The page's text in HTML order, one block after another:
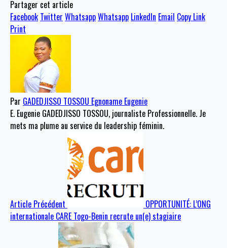
Partager cet article
Facebook Twitter WhatsappWhatsapp LinkedIn Email Copy Link
Print
Par GADEDJISSO TOSSOU Egnoname Eugenie
E. Eugenie GADEDJISSO TOSSOU, journaliste Professionnelle. Je
mets ma plume au service du leadership féminin.
Article Précédent
OPPORTUNITÉ: L’ONG
internationale CARE Togo-Benin recrute un(e) stagiaire